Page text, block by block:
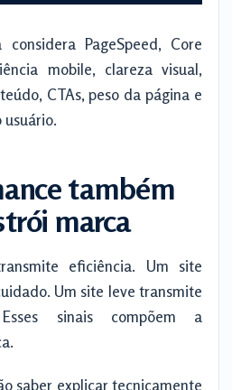
PageSpeed, Core
mobile, clareza visual,
CTAs, peso da página e
também
marca
eficiência. Um site
Um site leve transmite
Esses sinais compõem a
saber explicar tecnicamente